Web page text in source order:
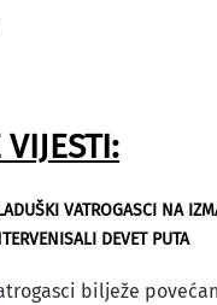
VATROGASCI NA
DEVET PUTA
bilježe